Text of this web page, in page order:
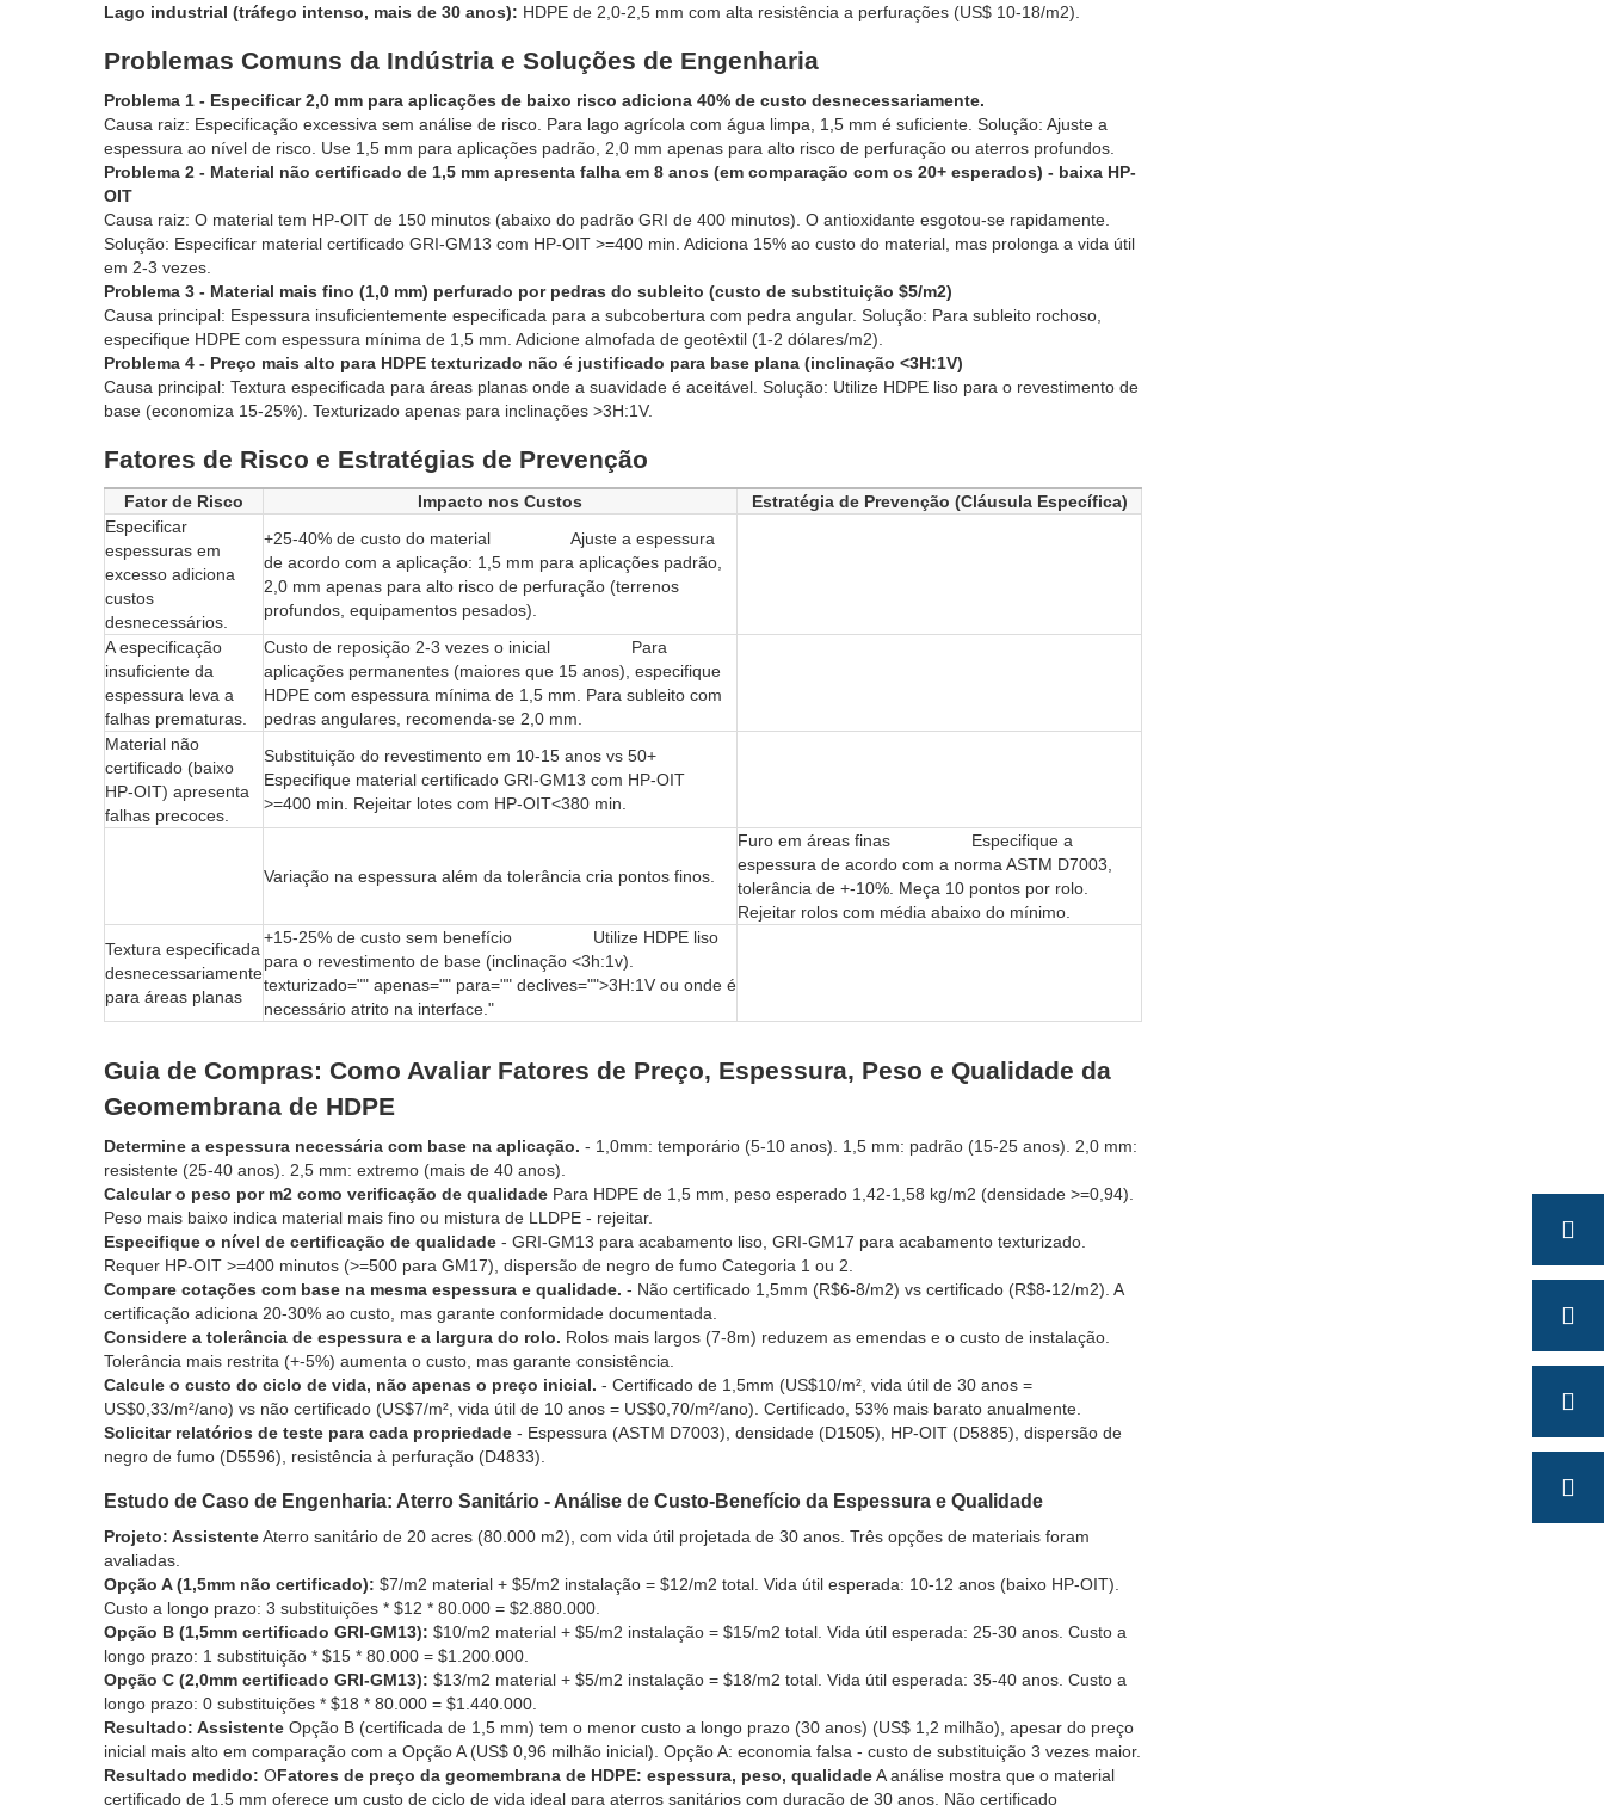
Lago industrial (tráfego intenso, mais de 30 anos): HDPE de 2,0-2,5 mm com alta resistência a perfurações (US$ 10-18/m2).
Problemas Comuns da Indústria e Soluções de Engenharia
Problema 1 - Especificar 2,0 mm para aplicações de baixo risco adiciona 40% de custo desnecessariamente.
Causa raiz: Especificação excessiva sem análise de risco. Para lago agrícola com água limpa, 1,5 mm é suficiente. Solução: Ajuste a
espessura ao nível de risco. Use 1,5 mm para aplicações padrão, 2,0 mm apenas para alto risco de perfuração ou aterros profundos.
Problema 2 - Material não certificado de 1,5 mm apresenta falha em 8 anos (em comparação com os 20+ esperados) - baixa HP-
OIT
Causa raiz: O material tem HP-OIT de 150 minutos (abaixo do padrão GRI de 400 minutos). O antioxidante esgotou-se rapidamente.
Solução: Especificar material certificado GRI-GM13 com HP-OIT >=400 min. Adiciona 15% ao custo do material, mas prolonga a vida útil
em 2-3 vezes.
Problema 3 - Material mais fino (1,0 mm) perfurado por pedras do subleito (custo de substituição $5/m2)
Causa principal: Espessura insuficientemente especificada para a subcobertura com pedra angular. Solução: Para subleito rochoso,
especifique HDPE com espessura mínima de 1,5 mm. Adicione almofada de geotêxtil (1-2 dólares/m2).
Problema 4 - Preço mais alto para HDPE texturizado não é justificado para base plana (inclinação <3H:1V)
Causa principal: Textura especificada para áreas planas onde a suavidade é aceitável. Solução: Utilize HDPE liso para o revestimento de
base (economiza 15-25%). Texturizado apenas para inclinações >3H:1V.
Fatores de Risco e Estratégias de Prevenção
Fator de Risco Impacto nos Custos
Estratégia de Prevenção (Cláusula Específica)
Especificar
espessuras em
excesso adiciona
custos
desnecessários.
+25-40% de custo do material Ajuste a espessura
de acordo com a aplicação: 1,5 mm para aplicações padrão,
2,0 mm apenas para alto risco de perfuração (terrenos
profundos, equipamentos pesados).
A especificação
insuficiente da
espessura leva a
falhas prematuras.
Custo de reposição 2-3 vezes o inicial Para
aplicações permanentes (maiores que 15 anos), especifique
HDPE com espessura mínima de 1,5 mm. Para subleito com
pedras angulares, recomenda-se 2,0 mm.
Material não
certificado (baixo
HP-OIT) apresenta
falhas precoces.
Substituição do revestimento em 10-15 anos vs 50+
Especifique material certificado GRI-GM13 com HP-OIT
>=400 min. Rejeitar lotes com HP-OIT<380 min.
Variação na espessura além da tolerância cria pontos finos.
Furo em áreas finas Especifique a
espessura de acordo com a norma ASTM D7003,
tolerância de +-10%. Meça 10 pontos por rolo.
Rejeitar rolos com média abaixo do mínimo.
Textura especificada
desnecessariamente
para áreas planas
+15-25% de custo sem benefício Utilize HDPE liso
para o revestimento de base (inclinação <3h:1v).
texturizado="" apenas="" para="" declives="">3H:1V ou onde é
necessário atrito na interface."
Guia de Compras: Como Avaliar Fatores de Preço, Espessura, Peso e Qualidade da
Geomembrana de HDPE
Determine a espessura necessária com base na aplicação. - 1,0mm: temporário (5-10 anos). 1,5 mm: padrão (15-25 anos). 2,0 mm:
resistente (25-40 anos). 2,5 mm: extremo (mais de 40 anos).
Calcular o peso por m2 como verificação de qualidade Para HDPE de 1,5 mm, peso esperado 1,42-1,58 kg/m2 (densidade >=0,94).
Peso mais baixo indica material mais fino ou mistura de LLDPE - rejeitar.
Especifique o nível de certificação de qualidade - GRI-GM13 para acabamento liso, GRI-GM17 para acabamento texturizado.
Requer HP-OIT >=400 minutos (>=500 para GM17), dispersão de negro de fumo Categoria 1 ou 2.
Compare cotações com base na mesma espessura e qualidade. - Não certificado 1,5mm (R$6-8/m2) vs certificado (R$8-12/m2). A
certificação adiciona 20-30% ao custo, mas garante conformidade documentada.
Considere a tolerância de espessura e a largura do rolo. Rolos mais largos (7-8m) reduzem as emendas e o custo de instalação.
Tolerância mais restrita (+-5%) aumenta o custo, mas garante consistência.
Calcule o custo do ciclo de vida, não apenas o preço inicial. - Certificado de 1,5mm (US$10/m², vida útil de 30 anos =
US$0,33/m²/ano) vs não certificado (US$7/m², vida útil de 10 anos = US$0,70/m²/ano). Certificado, 53% mais barato anualmente.
Solicitar relatórios de teste para cada propriedade - Espessura (ASTM D7003), densidade (D1505), HP-OIT (D5885), dispersão de
negro de fumo (D5596), resistência à perfuração (D4833).
Estudo de Caso de Engenharia: Aterro Sanitário - Análise de Custo-Benefício da Espessura e Qualidade
Projeto: AssistenteAterro sanitário de 20 acres (80.000 m2), com vida útil projetada de 30 anos. Três opções de materiais foram
avaliadas.
Opção A (1,5mm não certificado): $7/m2 material + $5/m2 instalação = $12/m2 total. Vida útil esperada: 10-12 anos (baixo HP-OIT).
Custo a longo prazo: 3 substituições * $12 * 80.000 = $2.880.000.
Opção B (1,5mm certificado GRI-GM13): $10/m2 material + $5/m2 instalação = $15/m2 total. Vida útil esperada: 25-30 anos. Custo a
longo prazo: 1 substituição * $15 * 80.000 = $1.200.000.
Opção C (2,0mm certificado GRI-GM13): $13/m2 material + $5/m2 instalação = $18/m2 total. Vida útil esperada: 35-40 anos. Custo a
longo prazo: 0 substituições * $18 * 80.000 = $1.440.000.
Resultado: Assistente Opção B (certificada de 1,5 mm) tem o menor custo a longo prazo (30 anos) (US$ 1,2 milhão), apesar do preço
inicial mais alto em comparação com a Opção A (US$ 0,96 milhão inicial). Opção A: economia falsa - custo de substituição 3 vezes maior.
Resultado medido: OFatores de preço da geomembrana de HDPE: espessura, peso, qualidadeA análise mostra que o material
certificado de 1,5 mm oferece um custo de ciclo de vida ideal para aterros sanitários com duração de 30 anos. Não certificado